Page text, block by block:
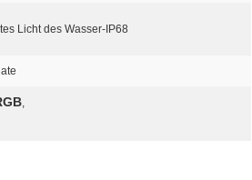
Licht des Wasser-IP68
,